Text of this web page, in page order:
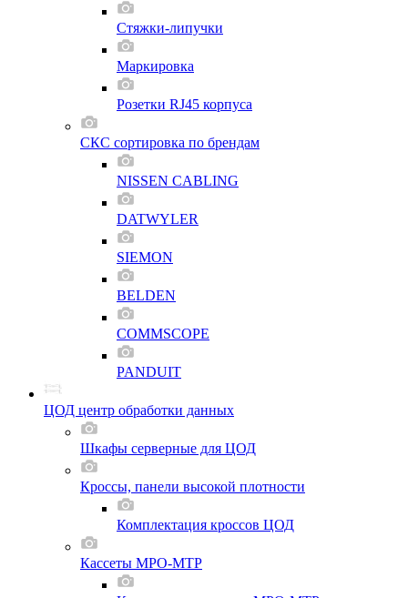
Стяжки-липучки
Маркировка
Розетки RJ45 корпуса
СКС сортировка по брендам
NISSEN CABLING
DATWYLER
SIEMON
BELDEN
COMMSCOPE
PANDUIT
ЦОД центр обработки данных
Шкафы серверные для ЦОД
Кроссы, панели высокой плотности
Комплектация кроссов ЦОД
Кассеты MPO-MTP